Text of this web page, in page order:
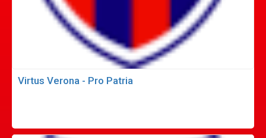
Virtus Verona - Pro Patria